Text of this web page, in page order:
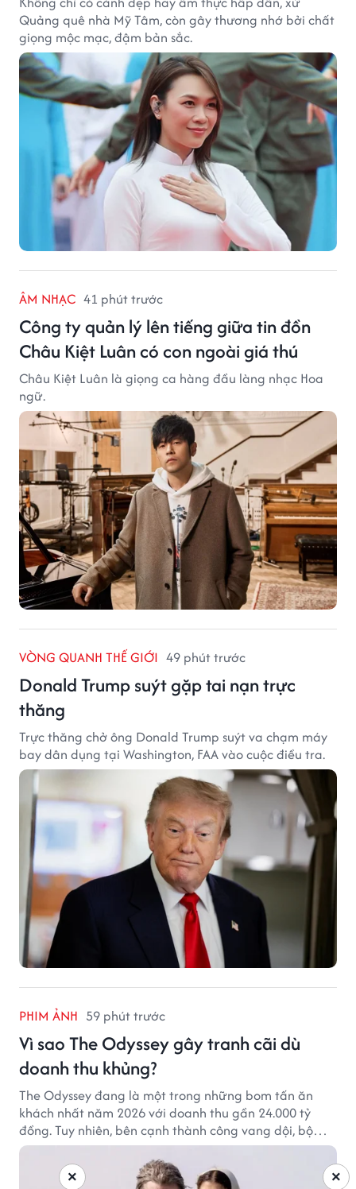
Quảng quê nhà Mỹ Tâm, còn gây thương nhớ bởi chất
giọng mộc mạc, đậm bản sắc.
ÂM NHẠC 41 phút trước
Công ty quản lý lên tiếng giữa tin đồn
Châu Kiệt Luân có con ngoài giá thú
Châu Kiệt Luân là giọng ca hàng đầu làng nhạc Hoa
ngữ.
VÒNG QUANH THẾ GIỚI 49 phút trước
Donald Trump suýt gặp tai nạn trực
thăng
Trực thăng chở ông Donald Trump suýt va chạm máy
bay dân dụng tại Washington, FAA vào cuộc điều tra.
PHIM ẢNH 59 phút trước
Vì sao The Odyssey gây tranh cãi dù
doanh thu khủng?
The Odyssey đang là một trong những bom tấn ăn
khách nhất năm 2026 với doanh thu gần 24.000 tỷ
đồng. Tuy nhiên, bên cạnh thành công vang dội, bộ
phim của Christopher Nolan cũng vấp phải không ít
tranh cãi từ khán giả.
×
×